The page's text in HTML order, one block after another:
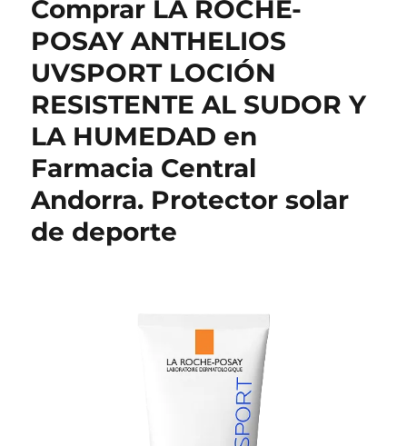
Comprar LA ROCHE-
POSAY ANTHELIOS
UVSPORT LOCIÓN
RESISTENTE AL SUDOR Y
LA HUMEDAD en
Farmacia Central
Andorra. Protector solar
de deporte